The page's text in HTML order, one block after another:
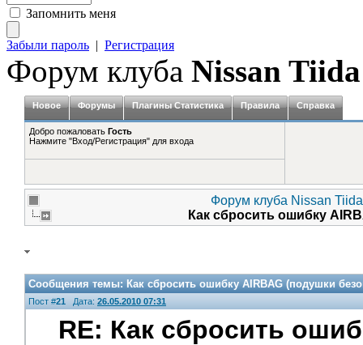
Запомнить меня
Забыли пароль | Регистрация
Форум клуба Nissan Tiida
Новое Форумы Плагины Статистика Правила Справка
Добро пожаловать Гость
Нажмите "Вход/Регистрация" для входа
Форум клуба Nissan Tiida
Как сбросить ошибку
Сообщения темы:Как сбросить ошибку AIRBAG (подушки
Пост #21 Дата: 26.05.2010 07:31
RE: Как сбросить